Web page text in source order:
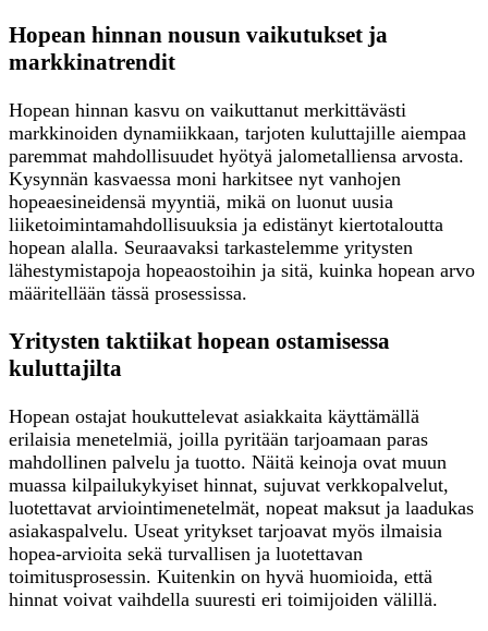
Hopean hinnan nousun vaikutukset ja
markkinatrendit
Hopean hinnan kasvu on vaikuttanut merkittävästi
markkinoiden dynamiikkaan, tarjoten kuluttajille aiempaa
paremmat mahdollisuudet hyötyä jalometalliensa arvosta.
Kysynnän kasvaessa moni harkitsee nyt vanhojen
hopeaesineidensä myyntiä, mikä on luonut uusia
liiketoimintamahdollisuuksia ja edistänyt kiertotaloutta
hopean alalla. Seuraavaksi tarkastelemme yritysten
lähestymistapoja hopeaostoihin ja sitä, kuinka hopean arvo
määritellään tässä prosessissa.
Yritysten taktiikat hopean ostamisessa
kuluttajilta
Hopean ostajat houkuttelevat asiakkaita käyttämällä
erilaisia menetelmiä, joilla pyritään tarjoamaan paras
mahdollinen palvelu ja tuotto. Näitä keinoja ovat muun
muassa kilpailukykyiset hinnat, sujuvat verkkopalvelut,
luotettavat arviointimenetelmät, nopeat maksut ja laadukas
asiakaspalvelu. Useat yritykset tarjoavat myös ilmaisia
hopea-arvioita sekä turvallisen ja luotettavan
toimitusprosessin. Kuitenkin on hyvä huomioida, että
hinnat voivat vaihdella suuresti eri toimijoiden välillä.